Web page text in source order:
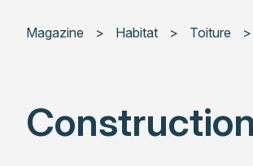
Magazine > Habitat > Toiture >